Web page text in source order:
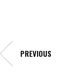
PREVIOUS